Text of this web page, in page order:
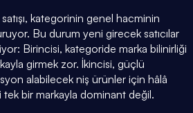
kategorinin genel hacminin
Bu durum yeni girecek satıcılar
Birincisi, kategoride marka bilinirliği
girmek zor. İkincisi, güçlü
alabilecek niş ürünler için hâlâ
bir markayla dominant değil.